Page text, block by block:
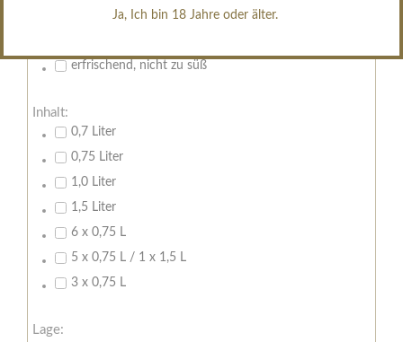
Ja, Ich bin 18 Jahre oder älter.
weißgekeltert
erfrischend, nicht zu süß
Inhalt:
0,7 Liter
0,75 Liter
1,0 Liter
1,5 Liter
6 x 0,75 L
5 x 0,75 L / 1 x 1,5 L
3 x 0,75 L
Lage: